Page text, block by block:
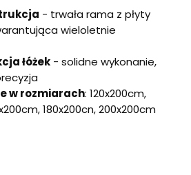
- trwała rama z płyty
wieloletnie
łóżek - solidne wykonanie,
w rozmiarach: 120x200cm,
180x200cn, 200x200cm